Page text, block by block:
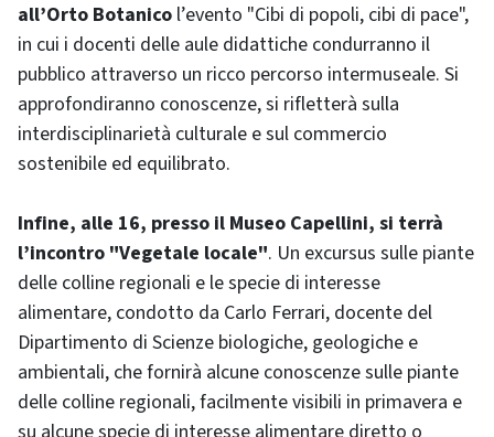
all’Orto Botanico l’evento "Cibi di popoli, cibi di pace",
in cui i docenti delle aule didattiche condurranno il
pubblico attraverso un ricco percorso intermuseale. Si
approfondiranno conoscenze, si rifletterà sulla
interdisciplinarietà culturale e sul commercio
sostenibile ed equilibrato.
Infine, alle 16, presso il Museo Capellini, si terrà
l’incontro "Vegetale locale". Un excursus sulle piante
delle colline regionali e le specie di interesse
alimentare, condotto da Carlo Ferrari, docente del
Dipartimento di Scienze biologiche, geologiche e
ambientali, che fornirà alcune conoscenze sulle piante
delle colline regionali, facilmente visibili in primavera e